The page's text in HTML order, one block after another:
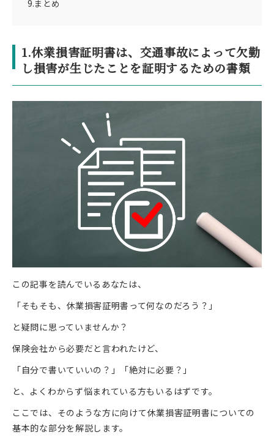
9.まとめ
1.休業損害証明書は、交通事故によって欠勤
し損害が生じたことを証明するための書類
この記事を読んでいるあなたは、
「そもそも、休業損害証明書って何なのだろう？」
と疑問に思っていませんか？
保険会社から必要だと言われたけど、
「自分で書いていいの？」「絶対に必要？」
と、よくわからず悩まれている方もいるはずです。
ここでは、そのような方に向けて休業損害証明書についての
基本的な部分を解説します。